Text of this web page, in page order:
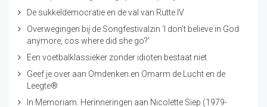
De sukkeldemocratie en de val van Rutte IV
Overwegingen bij de Songfestivalzin ‘I don’t believe in God
anymore, cos where did she go?’
Een voetbalklassieker zonder idioten bestaat niet
Geef je over aan Omdenken en Omarm de Lucht en de
Leegte®
In Memoriam. Herinneringen aan Nicolette Siep (1979-